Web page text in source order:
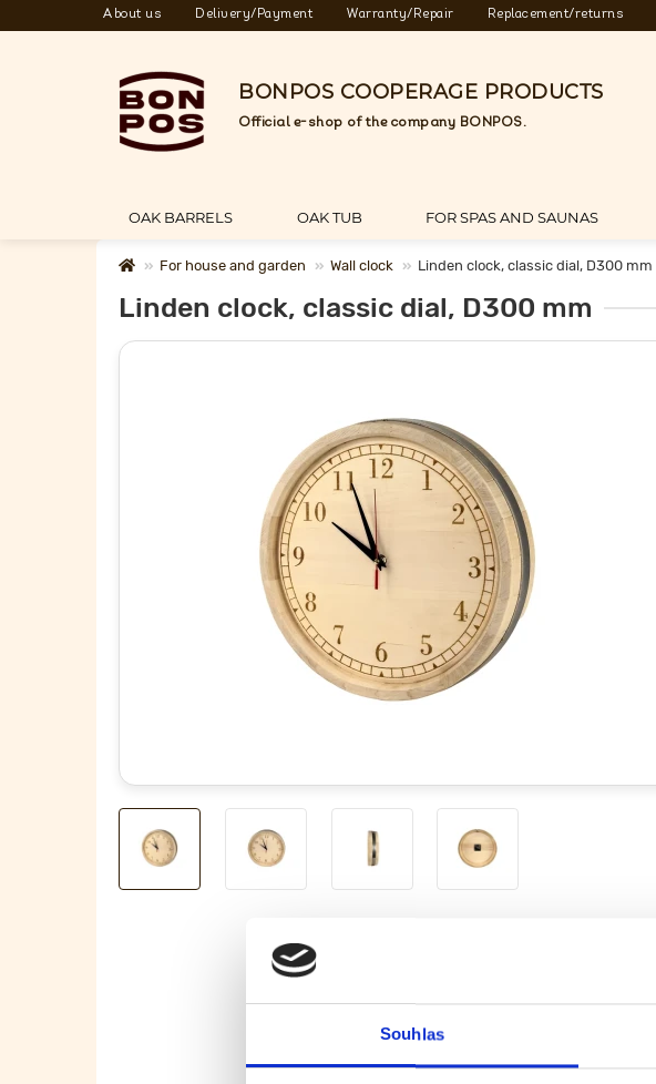
Souhlas
About us Delivery/Payment Warranty/Repair Replacement/returns
BONPOS COOPERAGE PRODUCTS
Official e-shop of the company BONPOS.
OAK BARRELS OAK TUB FOR SPAS AND SAUNAS
For house and garden Wall clock Linden clock, classic dial, D300 mm
Linden clock, classic dial, D300 mm